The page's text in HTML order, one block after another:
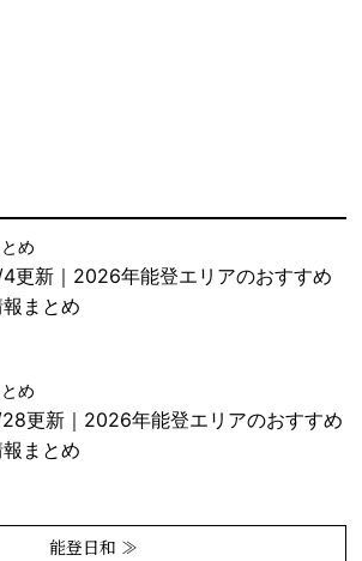
め
更新｜2026年能登エリアのおすすめ
まとめ
め
更新｜2026年能登エリアのおすすめ
まとめ
能登日和 ≫